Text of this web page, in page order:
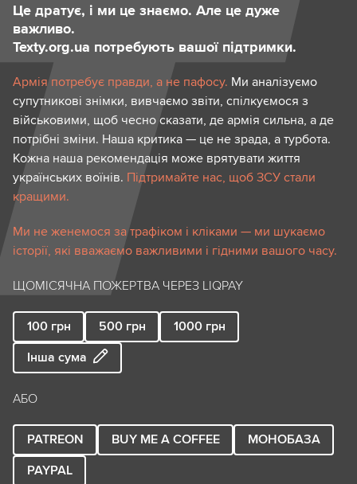
Це дратує, і ми це знаємо. Але це дуже
важливо.
Texty.org.ua потребують вашої підтримки.
Армія потребує правди, а не пафосу. Ми аналізуємо
супутникові знімки, вивчаємо звіти, спілкуємося з
військовими, щоб чесно сказати, де армія сильна, а де
потрібні зміни. Наша критика — це не зрада, а турбота.
Кожна наша рекомендація може врятувати життя
українських воїнів. Підтримайте нас, щоб ЗСУ стали
кращими.
Ми не женемося за трафіком і кліками — ми шукаємо
історії, які вважаємо важливими і гідними вашого часу.
ЩОМІСЯЧНА ПОЖЕРТВА ЧЕРЕЗ LIQPAY
100 грн 500 грн 1000 грн
Інша сума
АБО
PATREON BUY ME A COFFEE
МОНОБАЗА
PAYPAL